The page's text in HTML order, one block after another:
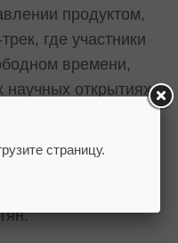
продуктом,
где участники
времени,
открытиях.
и
страницу.